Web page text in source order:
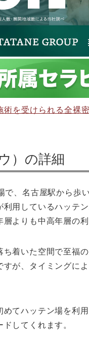
術を受けられる全裸
）の詳細
、名古屋駅から歩
用しているハッテ
よりも中高年層の利
着いた空間で至福
が、タイミングに
てハッテン場を利
してくれます。